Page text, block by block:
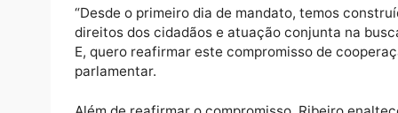
O deputado Ribeiro destacou o
além de discutir temas de interesse mútuo